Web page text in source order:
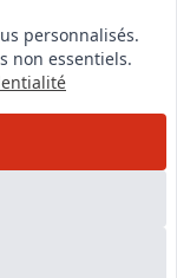
personnalisés.
non essentiels.